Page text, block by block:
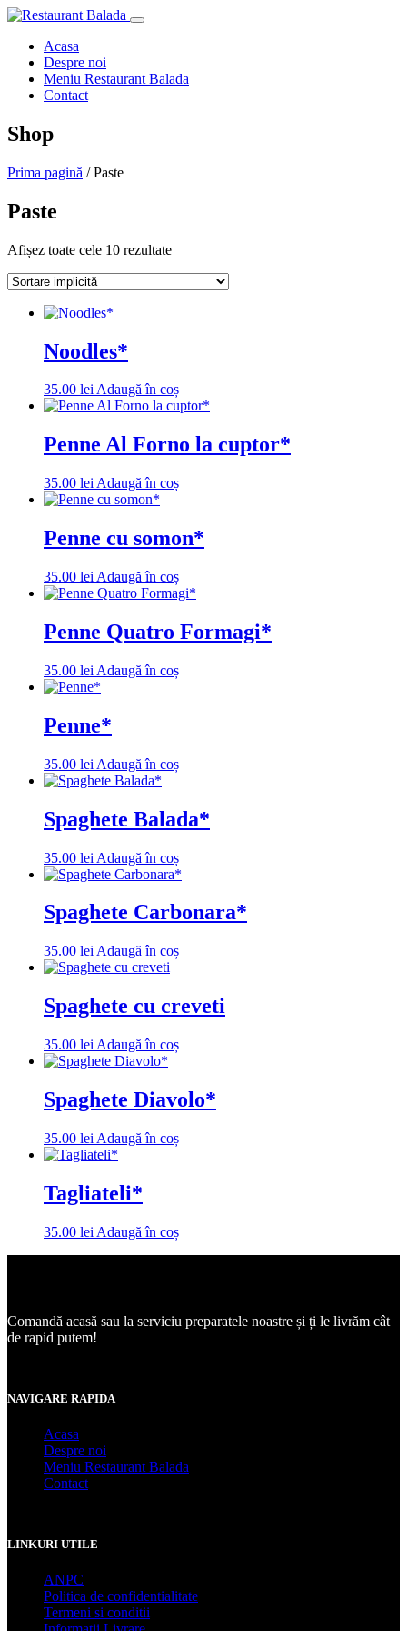
Acasa
Despre noi
Meniu Restaurant Balada
Contact
Shop
Prima pagină / Paste
Paste
Afișez toate cele 10 rezultate
Noodles*
35.00 leiAdaugă în coș
Penne Al Forno la cuptor*
35.00 lei Adaugă în coș
Penne cu somon*
35.00 lei Adaugă în coș
Penne Quatro Formagi*
35.00 lei Adaugă în coș
Penne*
35.00 lei Adaugă în coș
Spaghete Balada*
35.00 lei Adaugă în coș
Spaghete Carbonara*
35.00 lei Adaugă în coș
Spaghete cu creveti
35.00 lei Adaugă în coș
Spaghete Diavolo*
35.00 lei Adaugă în coș
Tagliateli*
35.00 lei Adaugă în coș
Comandă acasă sau la serviciu preparatele noastre și ți le livrăm cât
de rapid putem!
NAVIGARE RAPIDA
Acasa
Despre noi
Meniu Restaurant Balada
Contact
LINKURI UTILE
ANPC
Politica de confidentialitate
Termeni si conditii